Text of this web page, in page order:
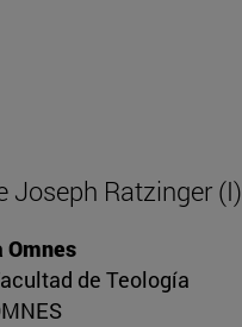
Joseph Ratzinger (I)
Omnes
de Teología